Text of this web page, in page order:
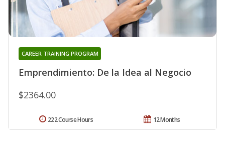
Emprendimiento: De la Idea al Negocio
CAREER TRAINING PROGRAM
$2364.00
12 Months
222 Course Hours